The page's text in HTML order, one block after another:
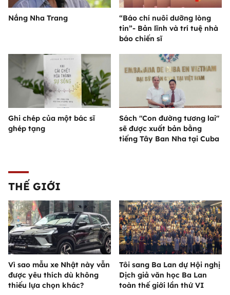
Nắng Nha Trang
“Báo chí nuôi dưỡng lòng
tin”- Bản lĩnh và trí tuệ nhà
báo chiến sĩ
Ghi chép của một bác sĩ
ghép tạng
Sách "Con đường tương lai"
sẽ được xuất bản bằng
tiếng Tây Ban Nha tại Cuba
THẾ GIỚI
Vì sao mẫu xe Nhật này vẫn
được yêu thích dù không
thiếu lựa chọn khác?
Tôi sang Ba Lan dự Hội nghị
Dịch giả văn học Ba Lan
toàn thế giới lần thứ VI